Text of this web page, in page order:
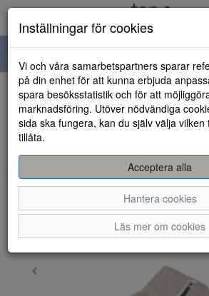
navigation
HEM
Inställningar för cookies
Vi och våra samarbetspartners sparar
på din enhet för att kunna erbjuda
spara besöksstatistik och för att
marknadsföring. Utöver nödvändiga
sida ska fungera, kan du själv välja
tillåta.
Acceptera alla
Hantera cookies
Läs mer om cookies